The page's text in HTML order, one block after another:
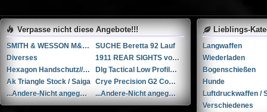
Verpasse nicht diese Angebote!!!
SMITH & WESSON M&P 9-M2.0 PERFORMANCE CENTER 5” Ported
SUCHE Beretta 92 Lauf
Diverses
1911 REAR SIGHTS von NOVAK
Hexagon Handschutz// AK / Saiga
Dlg Tactical Low Profile Folding Visier-Set // NEU in der Verpackung
Ak Triangle Stock / Saiga
Crye Precision G2 Combat Pants (30R)
...Andere-Nicht angegeben Rohm mod. 17 .38 Special / 9x29mmR
...Andere-Nicht angegeben Liège cal. 12 12
Lieblings-
Langwaffen
Wiederladen
Bogenschießen
Hunde
Luftdruckwaffen /
Verschiedenes